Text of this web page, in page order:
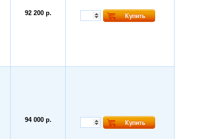
92 200 р.
94 000 р.